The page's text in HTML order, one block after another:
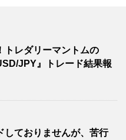
トレダリーマントムの
JPY』トレード結果報
しておりませんが、苦行